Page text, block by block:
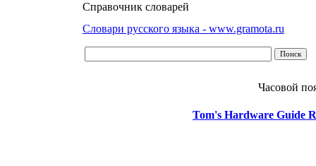
Справочник словарей
Словари русского языка - www.gramota.ru
Часовой
Tom's Hardware Guide